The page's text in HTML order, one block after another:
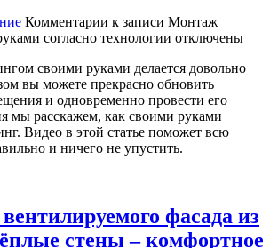
Комментарии к записи Монтаж
согласно технологии отключены
своими руками делается довольно
вы можете прекрасно обновить
и одновременно провести его
мы расскажем, как своими руками
Видео в этой статье поможет всю
и ничего не упустить.
фасада из
стены – комфортное